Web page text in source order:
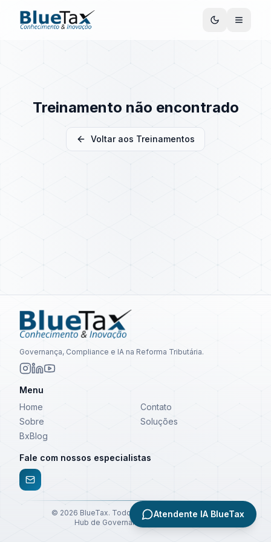
Treinamento não encontrado
Voltar aos Treinamentos
Governança, Compliance e IA na Reforma Tributária.
Menu
Home
Contato
Sobre
Soluções
BxBlog
Fale com nossos especialistas
© 2026 BlueTax. Todos os direitos reservados.
Hub de Governança e Compliance
Atendente IA BlueTax